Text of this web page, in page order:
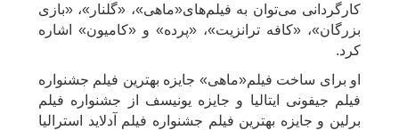
کارگردانی می‌توان به فیلم‌های«ماهی»، «گلنار»، «بازی
بزرگان»، «کافه ترانزیت»، «پرده» و «کامیون» اشاره
کرد.
او برای ساخت فیلم«ماهی» جایزه بهترین فیلم جشنواره
فیلم جیفونی ایتالیا و جایزه یونیسف از جشنواره فیلم
برلین و جایزه بهترین فیلم جشنواره فیلم آدلاید استرالیا